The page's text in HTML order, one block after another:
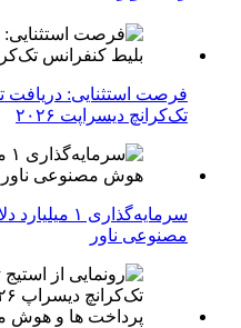
تک‌کرانچ دیسراپت ۲۰۲۶
سرمایه‌گذاری
مصنوعی ناور